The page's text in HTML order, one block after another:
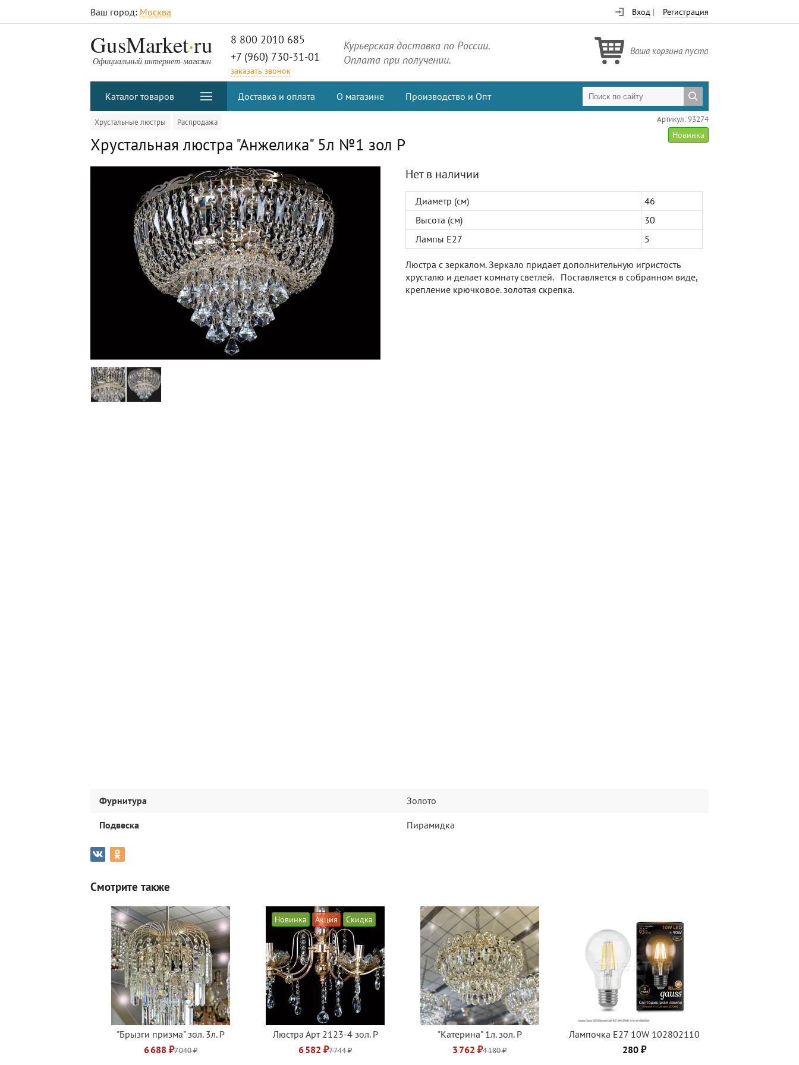
Ваш город: Москва Вход | Регистрация
GusMarket.ru
Официальный интернет-магазин
8 800 2010 685
+7 (960) 730-31-01
заказать звонок
Курьерская доставка по России.
Оплата при получении.
Ваша корзина пуста
Каталог товаров Доставка и оплата О магазине Производство и Опт
Хрустальные люстры Распродажа Артикул: 93274
Новинка
Хрустальная люстра "Анжелика" 5л №1 зол Р
Нет в наличии
Диаметр (см)
46
Высота (см)
30
Лампы Е27
5
Люстра с зеркалом. Зеркало придает дополнительную игристость
хрусталю и делает комнату светлей. Поставляется в собранном виде,
крепление крючковое. золотая скрепка.
Фурнитура Золото
Подвеска Пирамидка
Смотрите также
"Брызги призма" зол. 3л. Р
6 688 ₽7 040 ₽
Новинка Акция Скидка
Люстра Арт 2123-4 зол. Р
6 582 ₽7 744 ₽
"Катерина" 1л. зол. Р
3 762 ₽4 180 ₽
Лампочка Е27 10W 102802110
280 ₽